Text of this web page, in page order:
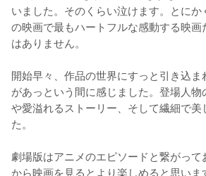
いました。そのくらい泣けます。とに
の映画で最もハートフルな感動する映
はありません。
開始早々、作品の世界にすっと引き込
があっという間に感じました。登場人
や愛溢れるストーリー、そして繊細で美
た。
劇場版はアニメのエピソードと繋がって
から映画を見るとより楽しめると思い